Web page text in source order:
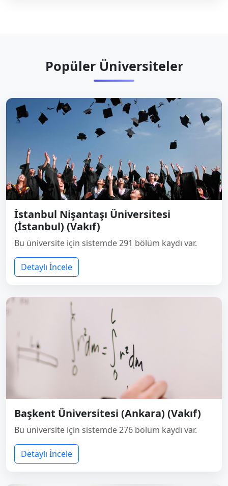
Popüler Üniversiteler
İstanbul Nişantaşı Üniversitesi
(İstanbul) (Vakıf)
Bu üniversite için sistemde 291 bölüm kaydı var.
Detaylı İncele
Başkent Üniversitesi (Ankara) (Vakıf)
Bu üniversite için sistemde 276 bölüm kaydı var.
Detaylı İncele